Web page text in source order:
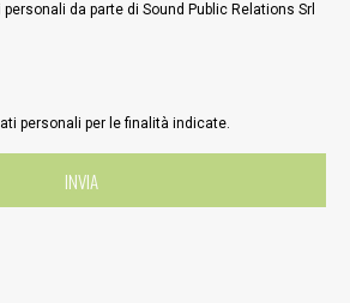
da parte di Sound Public Relations Srl
personali per le finalità indicate.